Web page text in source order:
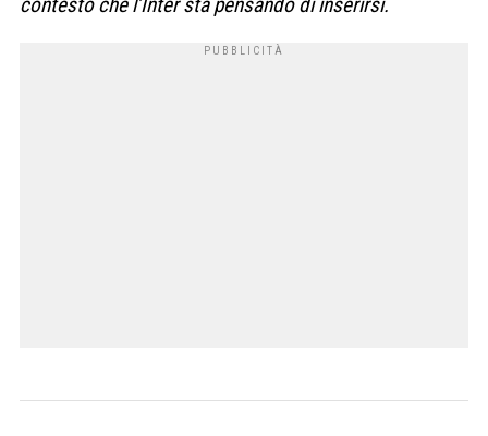
contesto che l’Inter sta pensando di inserirsi.